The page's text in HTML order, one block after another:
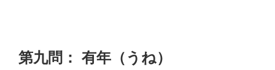
第九問： 有年（うね）